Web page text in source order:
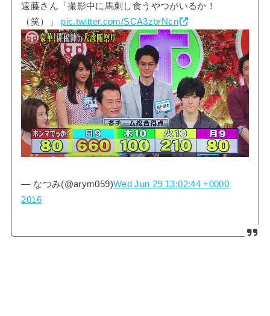
遠藤さん「撮影中に馬刺し食うやつがいるか！
（笑）」 pic.twitter.com/SCA3zbrNcn
— なつみ(@arym059)Wed Jun 29 13:02:44 +0000
2016